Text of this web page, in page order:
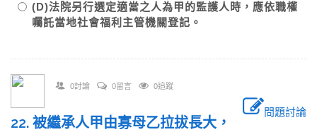
(D)法院另行選定適當之人為甲的監護人時，應依職權
囑託當地社會福利主管機關登記。
0討論 0留言 0追蹤
問題討論
22. 被繼承人甲由寡母乙拉拔長大，